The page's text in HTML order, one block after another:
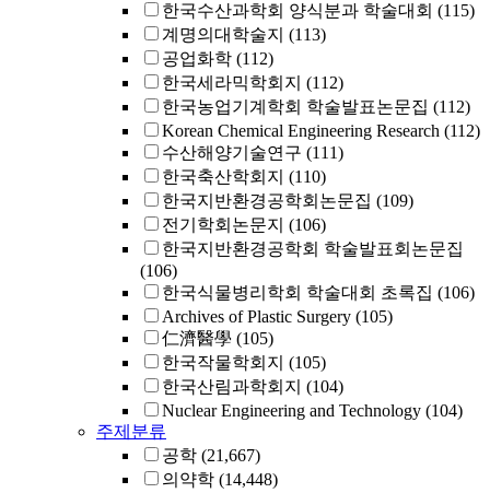
한국수산과학회 양식분과 학술대회 (115)
계명의대학술지 (113)
공업화학 (112)
한국세라믹학회지 (112)
한국농업기계학회 학술발표논문집 (112)
Korean Chemical Engineering Research (112)
수산해양기술연구 (111)
한국축산학회지 (110)
한국지반환경공학회논문집 (109)
전기학회논문지 (106)
한국지반환경공학회 학술발표회논문집
(106)
한국식물병리학회 학술대회 초록집 (106)
Archives of Plastic Surgery (105)
仁濟醫學 (105)
한국작물학회지 (105)
한국산림과학회지 (104)
Nuclear Engineering and Technology (104)
주제분류
공학 (21,667)
의약학 (14,448)